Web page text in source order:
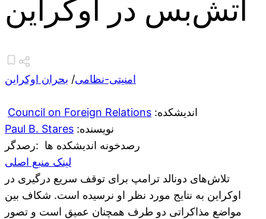
آتش‌بس در اوکراین
امنیتی-نظامی/ بحران اوکراین
Council on Foreign Relations :اندیشکده
Paul B. Stares :نویسنده
رصدخونه اندیشکده ها :رصدگر
لینک منبع اصلی
تلاش‌های دونالد ترامپ برای توقف سریع درگیری در
اوکراین به نتایج مورد نظر او نرسیده است. شکاف بین
مواضع مذاکراتی دو طرف همچنان عمیق است و تصور